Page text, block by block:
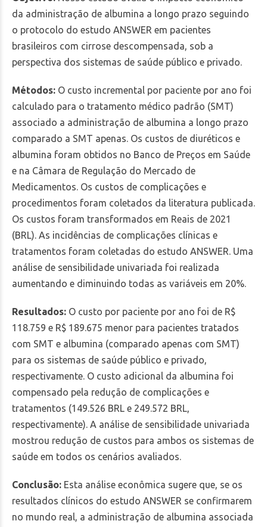
da administração de albumina a longo prazo seguindo
o protocolo do estudo ANSWER em pacientes
brasileiros com cirrose descompensada, sob a
perspectiva dos sistemas de saúde público e privado.
Métodos: O custo incremental por paciente por ano foi
calculado para o tratamento médico padrão (SMT)
associado a administração de albumina a longo prazo
comparado a SMT apenas. Os custos de diuréticos e
albumina foram obtidos no Banco de Preços em Saúde
e na Câmara de Regulação do Mercado de
Medicamentos. Os custos de complicações e
procedimentos foram coletados da literatura publicada.
Os custos foram transformados em Reais de 2021
(BRL). As incidências de complicações clínicas e
tratamentos foram coletadas do estudo ANSWER. Uma
análise de sensibilidade univariada foi realizada
aumentando e diminuindo todas as variáveis em 20%.
Resultados: O custo por paciente por ano foi de R$
118.759 e R$ 189.675 menor para pacientes tratados
com SMT e albumina (comparado apenas com SMT)
para os sistemas de saúde público e privado,
respectivamente. O custo adicional da albumina foi
compensado pela redução de complicações e
tratamentos (149.526 BRL e 249.572 BRL,
respectivamente). A análise de sensibilidade univariada
mostrou redução de custos para ambos os sistemas de
saúde em todos os cenários avaliados.
Conclusão: Esta análise econômica sugere que, se os
resultados clínicos do estudo ANSWER se confirmarem
no mundo real, a administração de albumina associada